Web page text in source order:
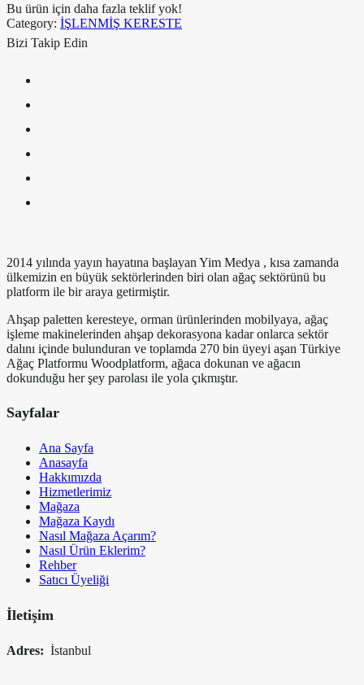
Bu ürün için daha fazla teklif yok!
Category: İŞLENMİŞ KERESTE
Bizi Takip Edin
2014 yılında yayın hayatına başlayan Yim Medya , kısa zamanda
ülkemizin en büyük sektörlerinden biri olan ağaç sektörünü bu
platform ile bir araya getirmiştir.
Ahşap paletten keresteye, orman ürünlerinden mobilyaya, ağaç
işleme makinelerinden ahşap dekorasyona kadar onlarca sektör
dalını içinde bulunduran ve toplamda 270 bin üyeyi aşan Türkiye
Ağaç Platformu Woodplatform, ağaca dokunan ve ağacın
dokunduğu her şey parolası ile yola çıkmıştır.
Sayfalar
Ana Sayfa
Anasayfa
Hakkımızda
Hizmetlerimiz
Mağaza
Mağaza Kaydı
Nasıl Mağaza Açarım?
Nasıl Ürün Eklerim?
Rehber
Satıcı Üyeliği
İletişim
Adres: İstanbul